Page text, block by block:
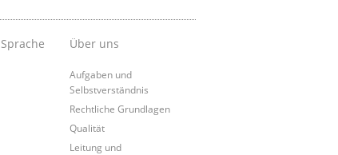
Über uns
Aufgaben und
Selbstverständnis
Rechtliche Grundlagen
Qualität
Leitung und